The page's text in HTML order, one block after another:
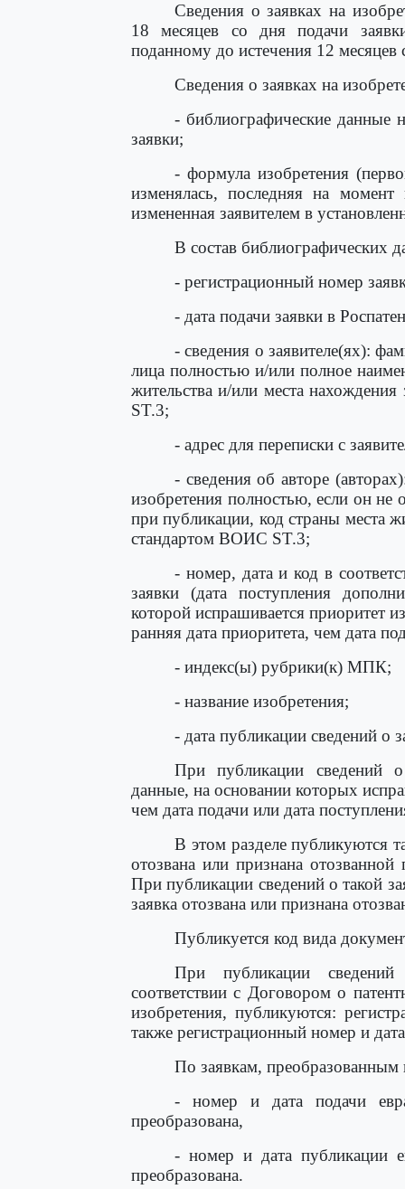
Сведения о заявках на
18 месяцев со дня подачи
поданному до истечения 12 месяцев
Сведения о заявках на
- библиографические данные
заявки;
- формула изобретения
изменялась, последняя на
измененная заявителем в
В состав библиографических
- регистрационный номер
- дата подачи заявки в
- сведения о заявителе(ях):
лица полностью и/или полное
жительства и/или места
ST.3;
- адрес для переписки с
- сведения об авторе
изобретения полностью, если он не
при публикации, код страны места
стандартом ВОИС ST.3;
- номер, дата и код в
заявки (дата поступления
которой испрашивается приоритет
ранняя дата приоритета, чем дата
- индекс(ы) рубрики(к) МПК;
- название изобретения;
- дата публикации сведений о
При публикации сведений
данные, на основании которых
чем дата подачи или дата
В этом разделе публикуются
отозвана или признана
При публикации сведений о такой
заявка отозвана или признана
Публикуется код вида
При публикации
соответствии с Договором о
изобретения, публикуются:
также регистрационный номер и
По заявкам, преобразованным
- номер и дата подачи
преобразована,
- номер и дата публикации
преобразована.